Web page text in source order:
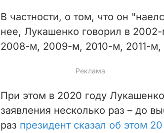
В частности, о том, что он
нее, Лукашенко говорил в
2008-м, 2009-м, 2010-м, 2011-м,
При этом в 2020 году
заявления несколько раз – до
раз президент сказал об этом